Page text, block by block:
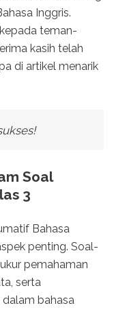
Inggris.
teman-
kasih telah
di artikel menarik
Soal
3
Bahasa
penting. Soal-
pemahaman
serta
bahasa